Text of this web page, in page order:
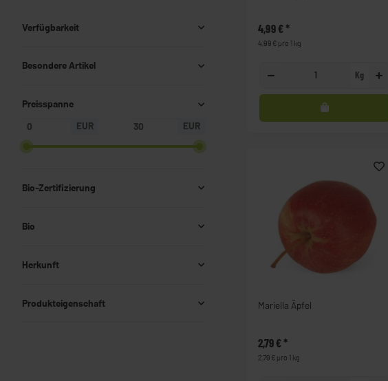
4,99 €*
4,99 € pro 1 kg
Kg
Mariella Äpfel
2,79 €*
2,79 € pro 1 kg
Verfügbarkeit
Besondere Artikel
Preisspanne
EUR
EUR
Bio-Zertifizierung
Bio
Herkunft
Produkteigenschaft